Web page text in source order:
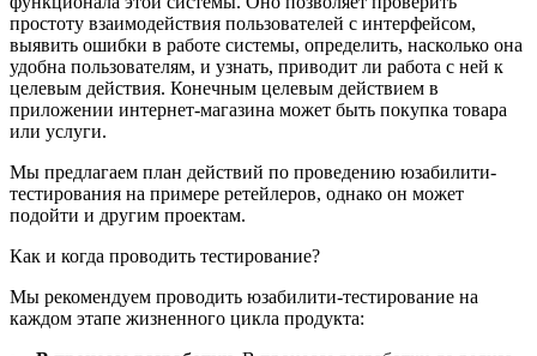
простоту взаимодействия пользователей с интерфейсом,
выявить ошибки в работе системы, определить, насколько она
удобна пользователям, и узнать, приводит ли работа с ней к
целевым действия. Конечным целевым действием в
приложении интернет-магазина может быть покупка товара
или услуги.
Мы предлагаем план действий по проведению юзабилити-
тестирования на примере ретейлеров, однако он может
подойти и другим проектам.
Как и когда проводить тестирование?
Мы рекомендуем проводить юзабилити-тестирование на
каждом этапе жизненного цикла продукта: